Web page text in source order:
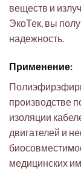
веществ и
ЭкоТек, вы
надежность.
Применение:
производстве
изоляции
двигателей и
медицинских